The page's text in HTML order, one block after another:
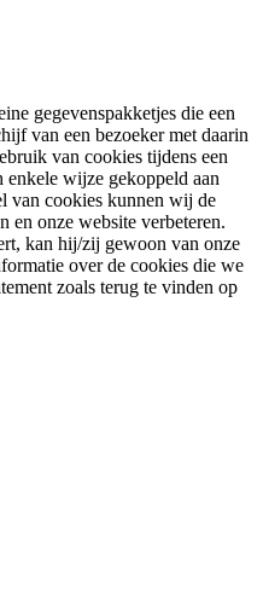
gegevenspakketjes die een
van een bezoeker met daarin
van cookies tijdens een
enkele wijze gekoppeld aan
van cookies kunnen wij de
en onze website verbeteren.
kan hij/zij gewoon van onze
over de cookies die we
zoals terug te vinden op